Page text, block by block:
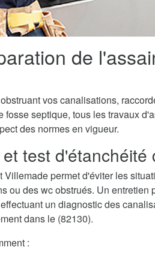
de
vos canalisations,
fosse septique, tous les travaux
des normes en vigueur.
test d'étanchéité
permet d'éviter les
ou des wc obstrués. Un entretien
un diagnostic des
dans le (82130).
: